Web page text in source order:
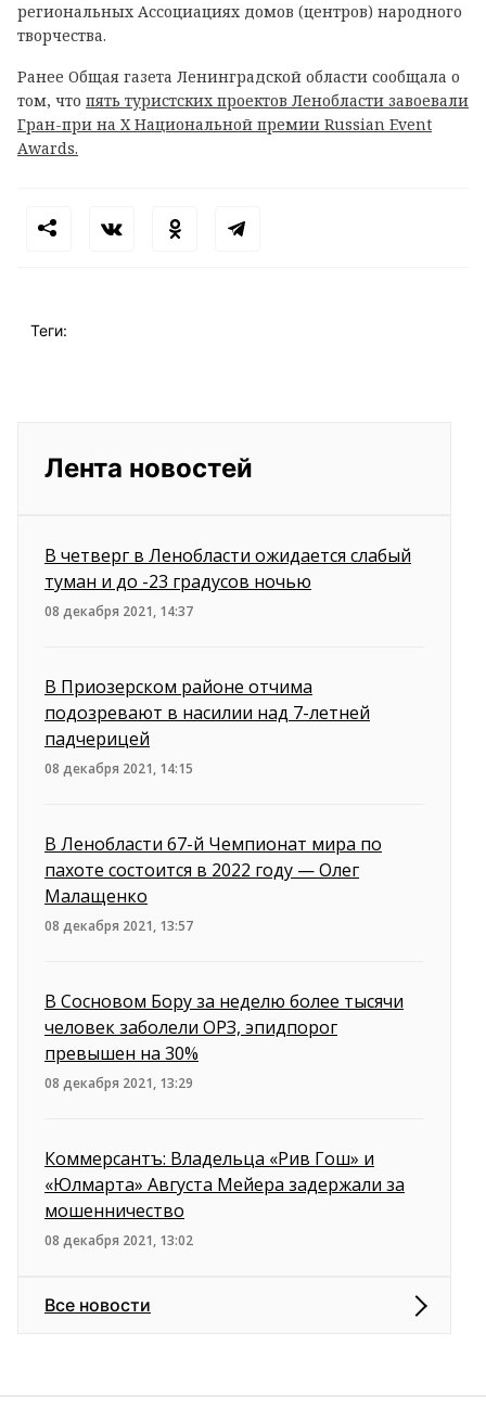
региональных Ассоциациях домов (центров) народного
творчества.
Ранее Общая газета Ленинградской области сообщала о
том, что пять туристских проектов Ленобласти завоевали
Гран-при на X Национальной премии Russian Event
Awards.
Теги:
Лента новостей
В четверг в Ленобласти ожидается слабый
туман и до -23 градусов ночью
08 декабря 2021, 14:37
В Приозерском районе отчима
подозревают в насилии над 7-летней
падчерицей
08 декабря 2021, 14:15
В Ленобласти 67-й Чемпионат мира по
пахоте состоится в 2022 году — Олег
Малащенко
08 декабря 2021, 13:57
В Сосновом Бору за неделю более тысячи
человек заболели ОРЗ, эпидпорог
превышен на 30%
08 декабря 2021, 13:29
Коммерсантъ: Владельца «Рив Гош» и
«Юлмарта» Августа Мейера задержали за
мошенничество
08 декабря 2021, 13:02
Все новости